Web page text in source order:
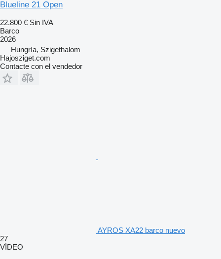
Blueline 21 Open
22.800 € Sin IVA
Barco
2026
Hungría, Szigethalom
Hajosziget.com
Contacte con el vendedor
AYROS XA22 barco nuevo
27
VÍDEO